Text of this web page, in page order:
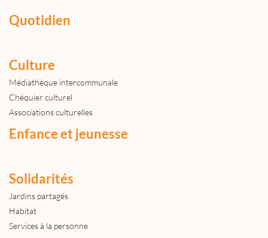
Quotidien
Culture
Médiathèque intercommunale
Chéquier culturel
Associations culturelles
Enfance et jeunesse
Solidarités
Jardins partagés
Habitat
Services à la personne